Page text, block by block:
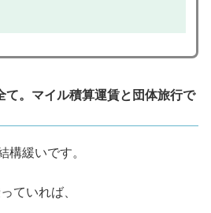
て。マイル積算運賃と団体旅行で
構緩いです。
ていれば、